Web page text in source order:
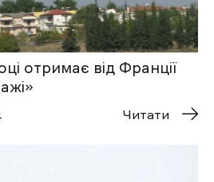
отримає від Франції
Читати